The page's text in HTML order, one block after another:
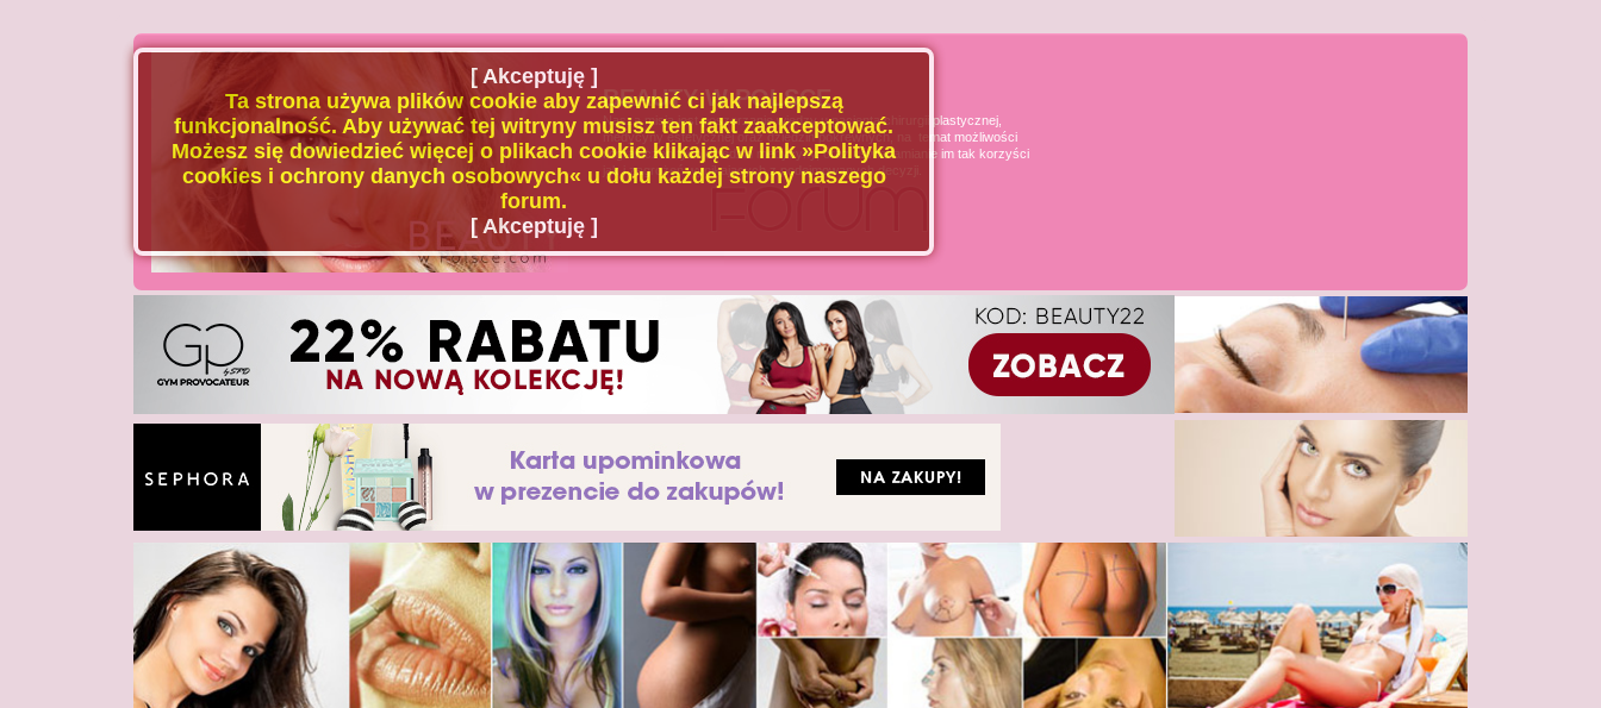
BEAUTY W POLSCE
Naszą misją jest poszerzanie wiedzy u pacjenta chirurgii plastycznej,
medycyny estetycznej oraz dziedzin pokrewnych, na temat możliwości
i ograniczeń tych dziedzin medycyny, oraz uświadamianie im tak korzyści
jak i zagrożeń wynikających z podejmowanych decyzji.
[ Akceptuję ]
Ta strona używa plików cookie aby zapewnić ci jak najlepszą
funkcjonalność. Aby używać tej witryny musisz ten fakt zaakceptować.
Możesz się dowiedzieć więcej o plikach cookie klikając w link »Polityka
cookies i ochrony danych osobowych« u dołu każdej strony naszego
forum.
[ Akceptuję ]